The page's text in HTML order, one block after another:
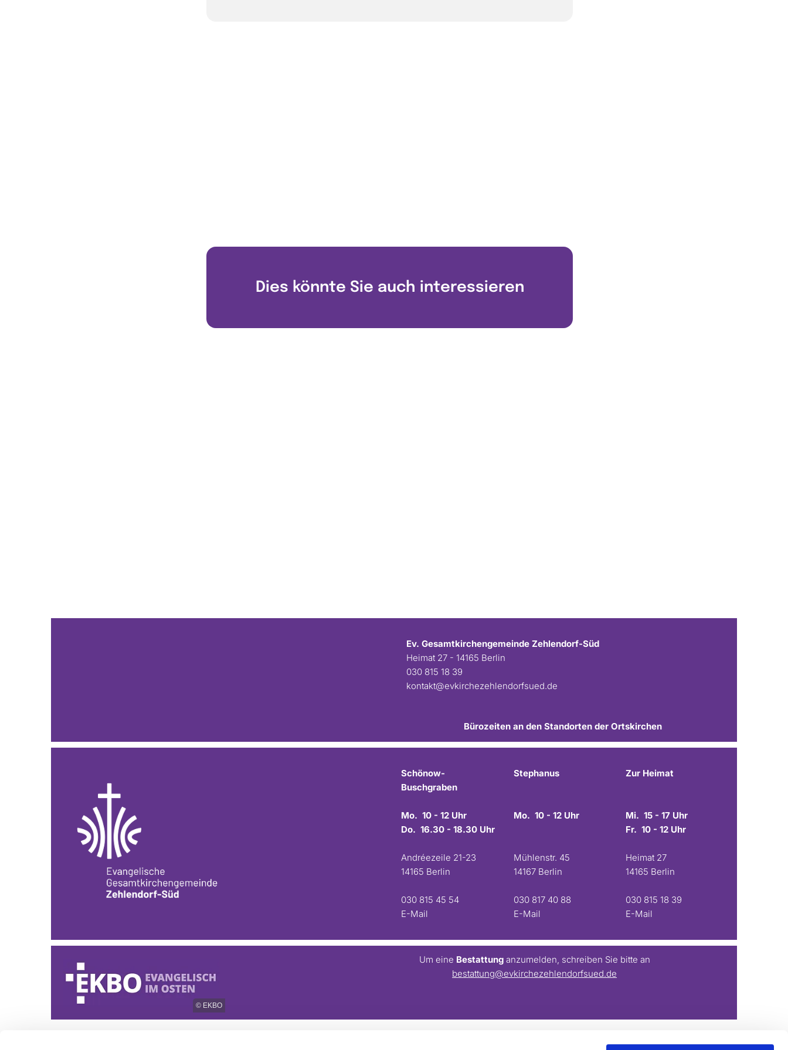
Dies könnte Sie auch interessieren
Ev. Gesamtkirchengemeinde Zehlendorf-Süd
Heimat 27 - 14165 Berlin
030 815 18 39
kontakt@evkirchezehlendorfsued.de
Bürozeiten an den Standorten der Ortskirchen
Schönow-
Buschgraben
Mo. 10 - 12 Uhr
Do. 16.30 - 18.30 Uhr
Andréezeile 21-23
14165 Berlin
030 815 45 54
E-Mail
Stephanus
Mo. 10 - 12 Uhr
Mühlenstr. 45
14167 Berlin
030 817 40 88
E-Mail
Zur Heimat
Mi. 15 - 17 Uhr
Fr. 10 - 12 Uhr
Heimat 27
14165 Berlin
030 815 18 39
E-Mail
© EKBO
Um eine Bestattunganzumelden, schreiben Sie bitte an
bestattung@evkirchezehlendorfsued.de